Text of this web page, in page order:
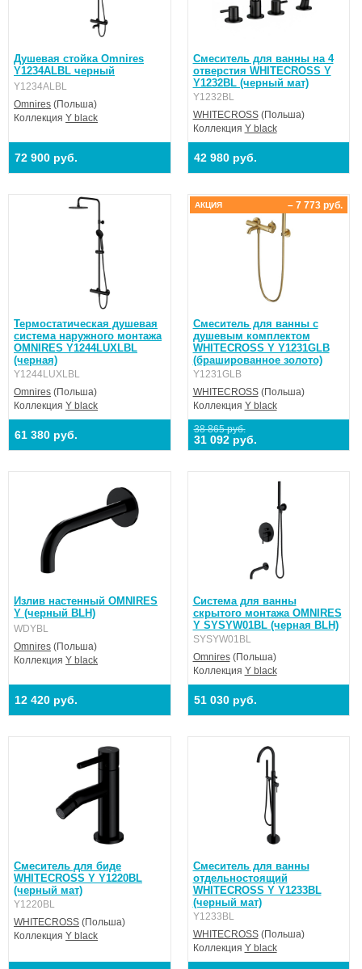
Душевая стойка Omnires
Y1234ALBL черный
Y1234ALBL
Omnires (Польша)
Коллекция Y black
72 900 руб.
Смеситель для ванны на 4
отверстия WHITECROSS Y
Y1232BL (черный мат)
Y1232BL
WHITECROSS(Польша)
Коллекция Y black
42 980 руб.
Термостатическая душевая
система наружного монтажа
OMNIRES Y1244LUXLBL
(черная)
Y1244LUXLBL
Omnires (Польша)
Коллекция Y black
61 380 руб.
Смеситель для ванны с
душевым комплектом
WHITECROSS Y Y1231GLB
(брашированное золото)
Y1231GLB
WHITECROSS(Польша)
Коллекция Y black
38 865 руб.
31 092 руб.
– 7 773 руб.
АКЦИЯ
Излив настенный OMNIRES
Y (черный BLH)
WDYBL
Omnires (Польша)
Коллекция Y black
12 420 руб.
Система для ванны
скрытого монтажа OMNIRES
Y SYSYW01BL (черная BLH)
SYSYW01BL
Omnires(Польша)
Коллекция Y black
51 030 руб.
Смеситель для биде
WHITECROSS Y Y1220BL
(черный мат)
Y1220BL
WHITECROSS (Польша)
Коллекция Y black
Смеситель для ванны
отдельностоящий
WHITECROSS Y Y1233BL
(черный мат)
Y1233BL
WHITECROSS(Польша)
Коллекция Y black